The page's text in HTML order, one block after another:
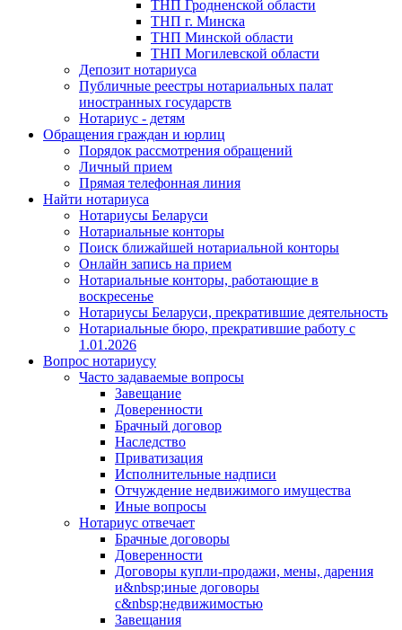
ТНП Гродненской области
ТНП г. Минска
ТНП Минской области
ТНП Могилевской области
Депозит нотариуса
Публичные реестры нотариальных палат
иностранных государств
Нотариус - детям
Обращения граждан и юрлиц
Порядок рассмотрения обращений
Личный прием
Прямая телефонная линия
Найти нотариуса
Нотариусы Беларуси
Нотариальные конторы
Поиск ближайшей нотариальной конторы
Онлайн запись на прием
Нотариальные конторы, работающие в
воскресенье
Нотариусы Беларуси, прекратившие деятельность
Нотариальные бюро, прекратившие работу с
1.01.2026
Вопрос нотариусу
Часто задаваемые вопросы
Завещание
Доверенности
Брачный договор
Наследство
Приватизация
Исполнительные надписи
Отчуждение недвижимого имущества
Иные вопросы
Нотариус отвечает
Брачные договоры
Доверенности
Договоры купли-продажи, мены, дарения
и&nbsp;иные договоры
с&nbsp;недвижимостью
Завещания